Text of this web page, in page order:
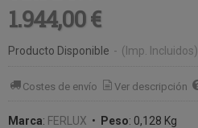
1.944,00 €
Producto Disponible - (Imp. Incluidos)
Costes de envío Ver descripción
Marca: FERLUX • Peso: 0,128 Kg